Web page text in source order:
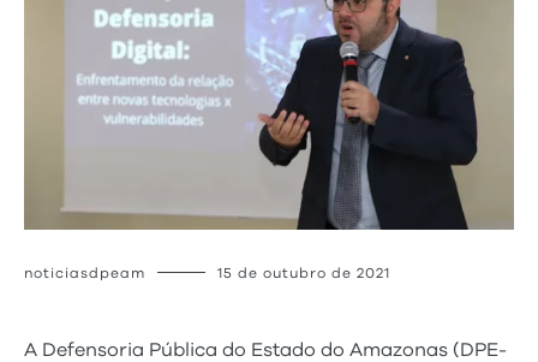
noticiasdpeam 15 de outubro de 2021
A Defensoria Pública do Estado do Amazonas (DPE-